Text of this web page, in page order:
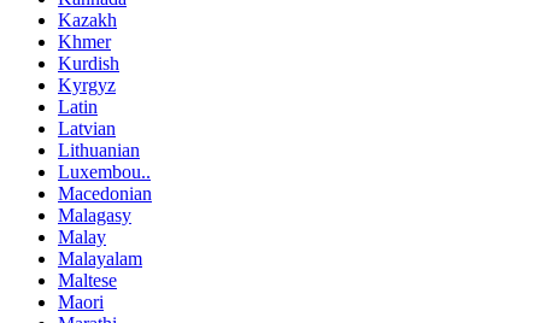
Kazakh
Khmer
Kurdish
Kyrgyz
Latin
Latvian
Lithuanian
Luxembou..
Macedonian
Malagasy
Malay
Malayalam
Maltese
Maori